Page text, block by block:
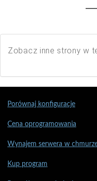
Zobacz inne strony w
Porównaj konfiguracje
Cena oprogramowania
Wynajem serwera w
Kup program